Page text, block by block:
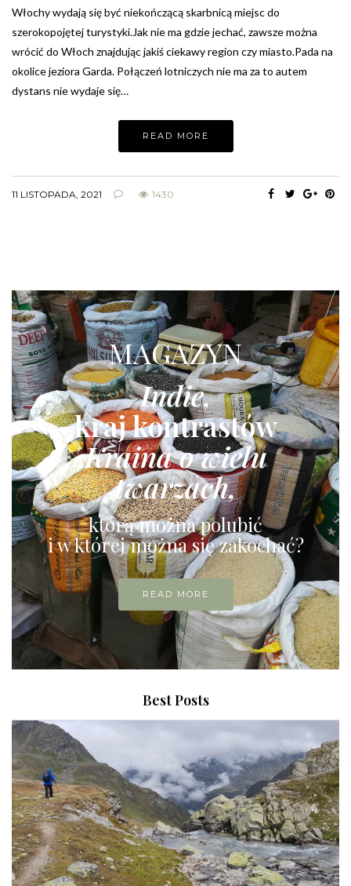
Włochy wydają się być niekończącą skarbnicą miejsc do
szerokopojętej turystyki.Jak nie ma gdzie jechać, zawsze można
wrócić do Włoch znajdując jakiś ciekawy region czy miasto.Pada na
okolice jeziora Garda. Połączeń lotniczych nie ma za to autem
dystans nie wydaje się…
READ MORE
11 LISTOPADA, 2021 1430
MAGAZYN
Indie,
kraj kontrastów
Kraina o wielu
twarzach,
którą można polubić
i w której można się zakochać?
READ MORE
Best Posts